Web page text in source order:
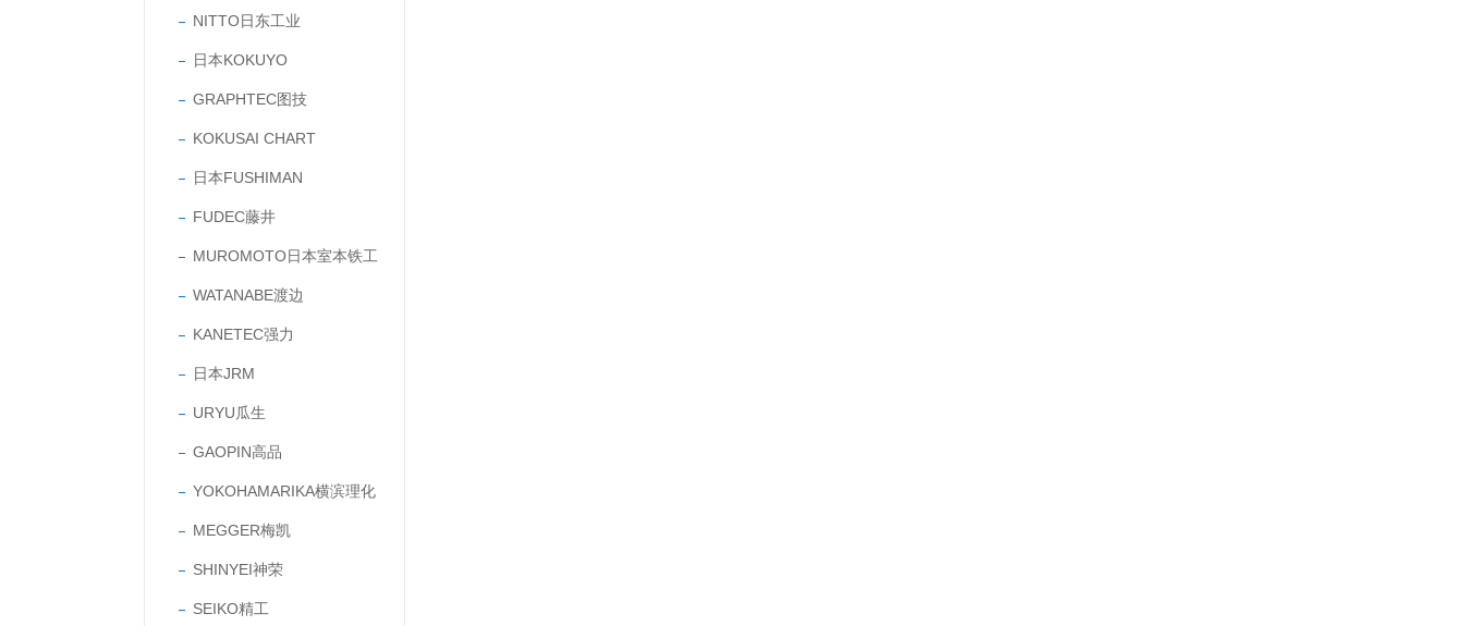
NITTO日东工业
日本KOKUYO
GRAPHTEC图技
KOKUSAI CHART
日本FUSHIMAN
FUDEC藤井
MUROMOTO日本室本铁工
WATANABE渡边
KANETEC强力
日本JRM
URYU瓜生
GAOPIN高品
YOKOHAMARIKA横滨理化
MEGGER梅凯
SHINYEI神荣
SEIKO精工